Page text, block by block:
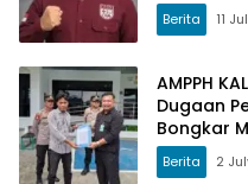
Berita 11
AMPPH
Dugaan
Bongkar
Logpond
Berita 2